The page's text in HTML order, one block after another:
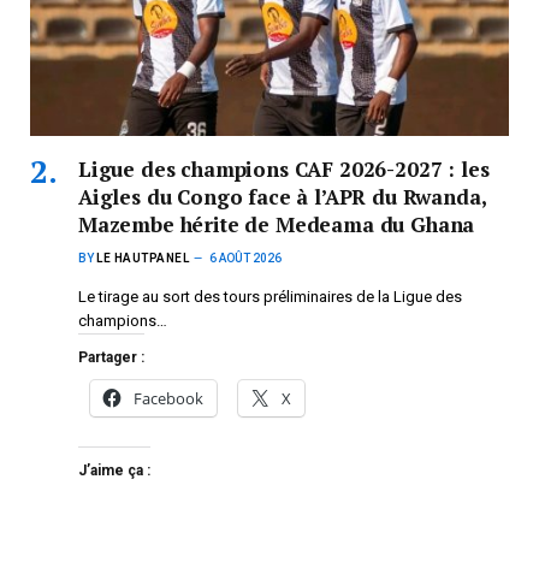
Ligue des champions CAF 2026-2027 : les
Aigles du Congo face à l’APR du Rwanda,
Mazembe hérite de Medeama du Ghana
BY LE HAUTPANEL 6 AOÛT 2026
Le tirage au sort des tours préliminaires de la Ligue des
champions…
Partager :
Facebook X
J’aime ça :